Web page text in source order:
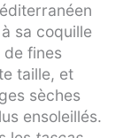
sa coquille
de fines
taille, et
sèches
ensoleillés.